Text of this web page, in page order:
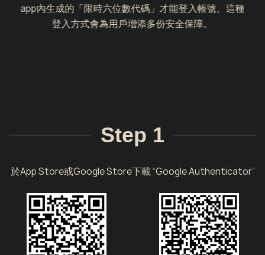
app內生成的「限時六位數代碼」才能登入帳號。這種
登入方式會為用戶增添多份安全保障。
Step 1
於App Store或Google Store下載 “Google Authenticator”